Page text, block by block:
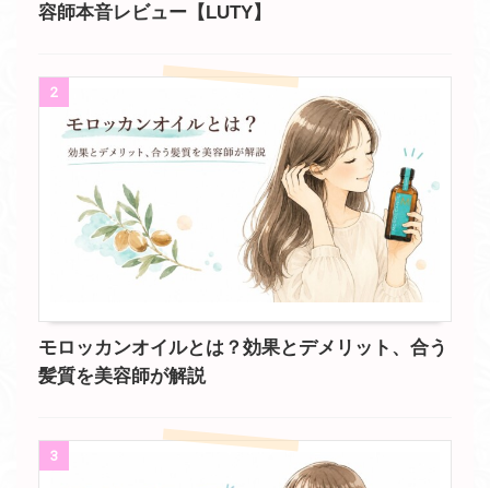
容師本音レビュー【LUTY】
2
モロッカンオイルとは？効果とデメリット、合う
髪質を美容師が解説
3